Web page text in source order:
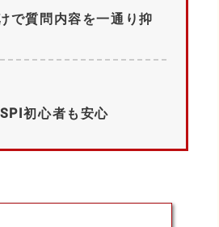
で質問内容を一通り抑
初心者も安心